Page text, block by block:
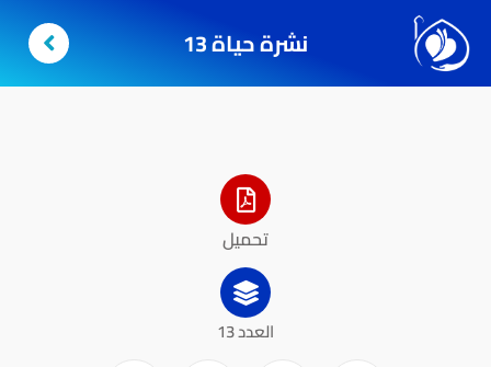
نشرة حياة 13
تحميل
العدد 13